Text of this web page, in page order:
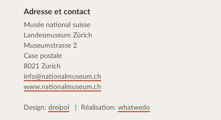
Adresse et contact
Musée national suisse
Landesmuseum Zürich
Museumstrasse 2
Case postale
8021 Zurich
info@nationalmuseum.ch
www.nationalmuseum.ch
Design: dreipol | Réalisation: whatwedo